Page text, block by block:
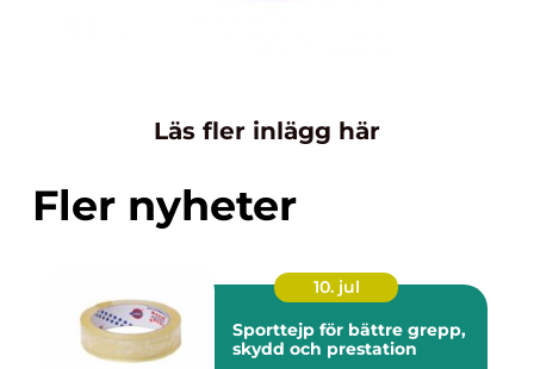
Läs fler inlägg här
Fler nyheter
10. jul
Sporttejp för bättre grepp,
skydd och prestation